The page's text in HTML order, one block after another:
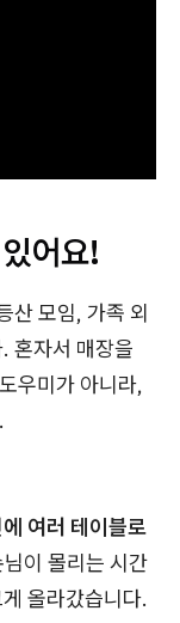
어요!
산 모임, 가족 외
혼자서 매장을
우미가 아니라,
여러 테이블로
이 몰리는 시간
올라갔습니다.